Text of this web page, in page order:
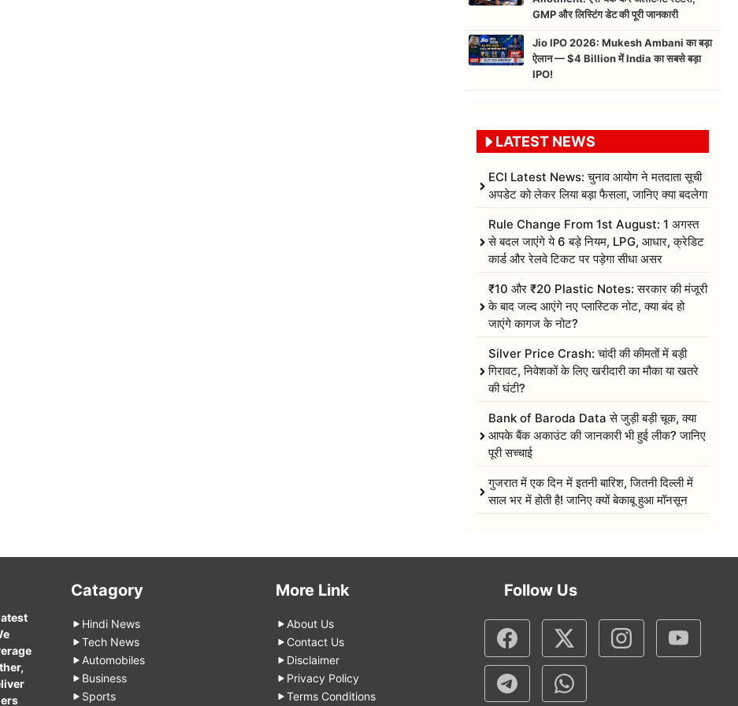
GMP और लिस्टिंग डेट की पूरी जानकारी
Jio IPO 2026: Mukesh Ambani का बड़ा
ऐलान — $4 Billion में India का सबसे बड़ा
IPO!
LATEST NEWS
ECI Latest News: चुनाव आयोग ने मतदाता सूची
अपडेट को लेकर लिया बड़ा फैसला, जानिए क्या बदलेगा
Rule Change From 1st August: 1 अगस्त
से बदल जाएंगे ये 6 बड़े नियम, LPG, आधार, क्रेडिट
कार्ड और रेलवे टिकट पर पड़ेगा सीधा असर
₹10 और ₹20 Plastic Notes: सरकार की मंजूरी
के बाद जल्द आएंगे नए प्लास्टिक नोट, क्या बंद हो
जाएंगे कागज के नोट?
Silver Price Crash: चांदी की कीमतों में बड़ी
गिरावट, निवेशकों के लिए खरीदारी का मौका या खतरे
की घंटी?
Bank of Baroda Data से जुड़ी बड़ी चूक, क्या
आपके बैंक अकाउंट की जानकारी भी हुई लीक? जानिए
पूरी सच्चाई
गुजरात में एक दिन में इतनी बारिश, जितनी दिल्ली में
साल भर में होती है! जानिए क्यों बेकाबू हुआ मॉनसून
Catagory
Hindi News
Tech News
Automobiles
Business
Sports
More Link
About Us
Contact Us
Disclaimer
Privacy Policy
Terms Conditions
Follow Us